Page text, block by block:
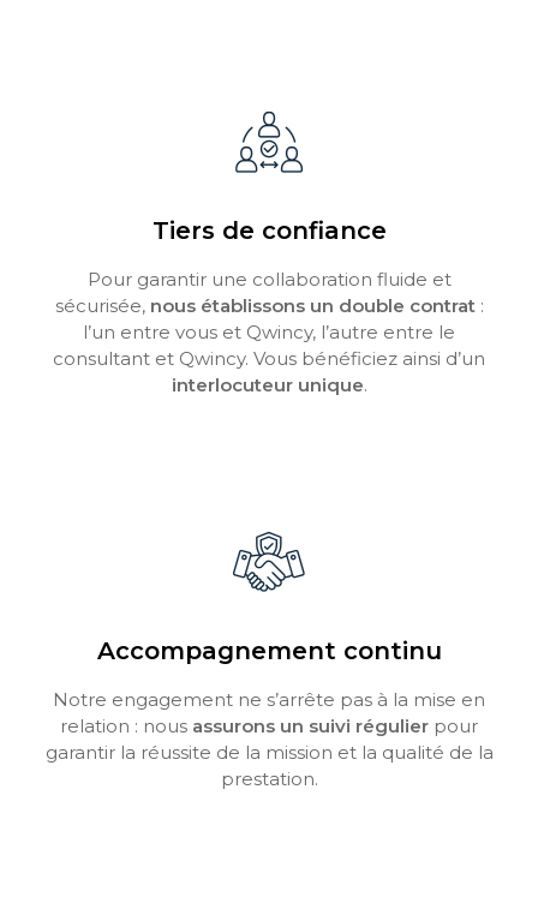
Tiers de confiance
Pour garantir une collaboration fluide et
sécurisée, nous établissons un double contrat:
l’un entre vous et Qwincy, l’autre entre le
consultant et Qwincy. Vous bénéficiez ainsi d’un
interlocuteur unique.
Accompagnement continu
Notre engagement ne s’arrête pas à la mise en
relation : nous assurons un suivi régulier pour
garantir la réussite de la mission et la qualité de la
prestation.